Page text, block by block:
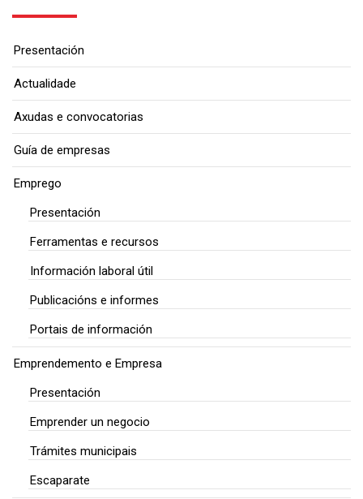
Presentación
Actualidade
Axudas e convocatorias
Guía de empresas
Emprego
Presentación
Ferramentas e recursos
Información laboral útil
Publicacións e informes
Portais de información
Emprendemento e Empresa
Presentación
Emprender un negocio
Trámites municipais
Escaparate